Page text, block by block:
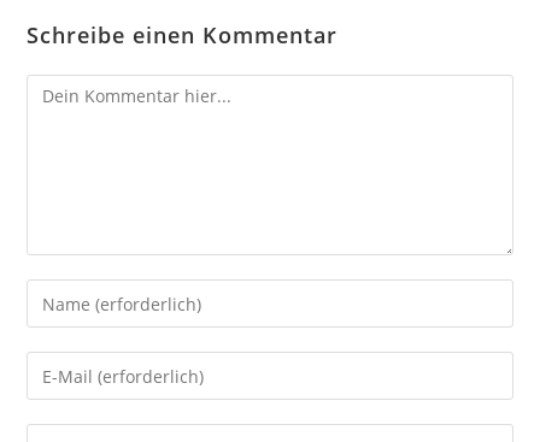
Schreibe einen Kommentar